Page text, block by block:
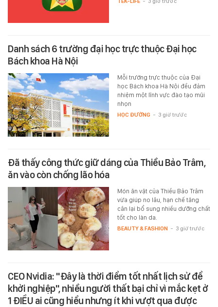
Danh sách 6 trường đại học trực thuộc Đại học
Bách khoa Hà Nội
Mỗi trường trực thuộc của Đại
học Bách khoa Hà Nội đều đảm
nhiệm một lĩnh vực đào tạo mũi
nhọn
HỌC ĐƯỜNG - 3 giờ trước
Đã thấy công thức giữ dáng của Thiều Bảo Trâm,
ăn vào còn chống lão hóa
Món ăn vặt của Thiều Bảo Trâm
vừa giúp no lâu, hạn chế tăng
cân lại bổ sung nhiều dưỡng chất
tốt cho làn da.
BEAUTY & FASHION - 3 giờ trước
CEO Nvidia: "Đây là thời điểm tốt nhất lịch sử để
khởi nghiệp", nhiều người thất bại chỉ vì mắc kẹt ở
1 ĐIỀU ai cũng hiểu nhưng ít khi vượt qua được